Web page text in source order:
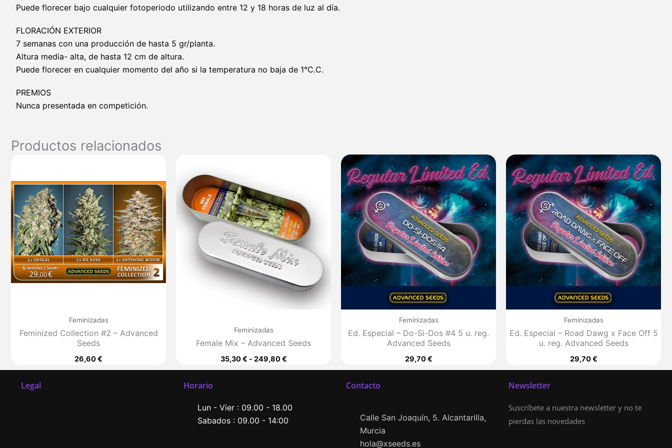
Puede florecer bajo cualquier fotoperiodo utilizando entre 12 y 18 horas de luz al día.
FLORACIÓN EXTERIOR
7 semanas con una producción de hasta 5 gr/planta.
Altura media- alta, de hasta 12 cm de altura.
Puede florecer en cualquier momento del año si la temperatura no baja de 1°C.C.
PREMIOS
Nunca presentada en competición.
Productos relacionados
Feminizadas
Feminized Collection #2 – Advanced
Seeds
26,60€
Feminizadas
Female Mix – Advanced Seeds
35,30€ - 249,80€
hasta
249,80 €
Feminizadas
Ed. Especial – Do-Si-Dos #4 5 u. reg.
Advanced Seeds
29,70€
Feminizadas
Ed. Especial – Road Dawg x Face Off 5
u. reg. Advanced Seeds
29,70€
Legal Horario
Lun - Vier : 09.00 - 18.00
Sabados : 09.00 - 14:00
Contacto
Calle San Joaquín, 5. Alcantarilla,
Murcia
hola@xseeds.es
Newsletter
Suscríbete a nuestra newsletter y no te
pierdas las novedades